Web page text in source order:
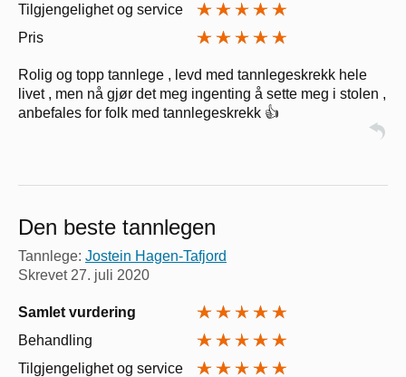
Tilgjengelighet og service
Pris
Rolig og topp tannlege , levd med tannlegeskrekk hele
livet , men nå gjør det meg ingenting å sette meg i stolen ,
anbefales for folk med tannlegeskrekk 👍
Den beste tannlegen
Tannlege: Jostein Hagen-Tafjord
Skrevet 27. juli 2020
Samlet vurdering
Behandling
Tilgjengelighet og service